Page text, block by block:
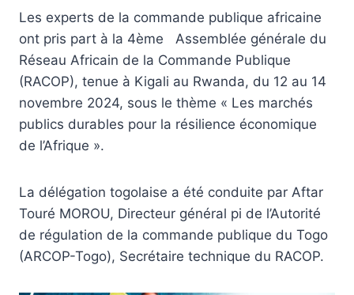
Les experts de la commande publique africaine
ont pris part à la 4ème Assemblée générale du
Réseau Africain de la Commande Publique
(RACOP), tenue à Kigali au Rwanda, du 12 au 14
novembre 2024, sous le thème « Les marchés
publics durables pour la résilience économique
de l’Afrique ».
La délégation togolaise a été conduite par Aftar
Touré MOROU, Directeur général pi de l’Autorité
de régulation de la commande publique du Togo
(ARCOP-Togo), Secrétaire technique du RACOP.